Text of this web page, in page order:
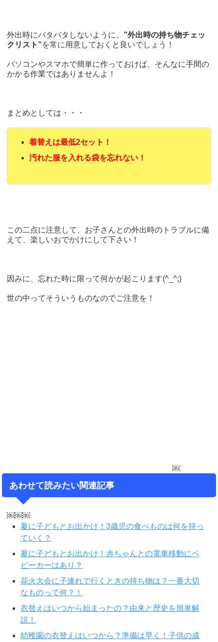
外出時にバタバタしないように、 ”外出時の持ち物チェッ
クリスト”を常に用意しておくと良いでしょう！
パソコンやスマホで簡単に作っておけば、そんなに手間の
かかる作業ではありませんよ！
まとめとしては・・・
着替えは最低2セット！
汚れた服を入れる袋を忘れない！
この二点に注意して、お子さんとの外出時のトラブルに備
えて、楽しいおでかけにして下さい！
因みに、忘れた時に限って何かが起こります(^_^;)
世の中ってそういうものなのでご注意を！
￼
あわせて読みたい関連記事
￼￼￼
夏に子どもとお出かけ！3歳児の食べものは何を持っ
ていく？
夏に子どもとお出かけ！赤ちゃんとの電車移動にベ
ビーカーはあり？
花火大会に子連れで行くときの持ち物は？一番大切
なものって何？！
衣替えはいつから始まったの？由来と歴史を簡単解
説！
幼稚園の衣替えはいつから？準備は早く！子供の成